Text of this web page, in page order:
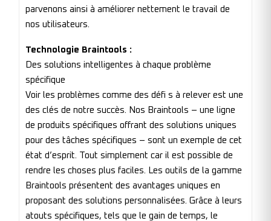
parvenons ainsi à améliorer nettement le travail de
nos utilisateurs.
Technologie Braintools :
Des solutions intelligentes à chaque problème
spécifique
Voir les problèmes comme des défi s à relever est une
des clés de notre succès. Nos Braintools – une ligne
de produits spécifiques offrant des solutions uniques
pour des tâches spécifiques – sont un exemple de cet
état d’esprit. Tout simplement car il est possible de
rendre les choses plus faciles. Les outils de la gamme
Braintools présentent des avantages uniques en
proposant des solutions personnalisées. Grâce à leurs
atouts spécifiques, tels que le gain de temps, le